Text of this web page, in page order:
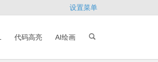
设置菜单
代码高亮 AI绘画